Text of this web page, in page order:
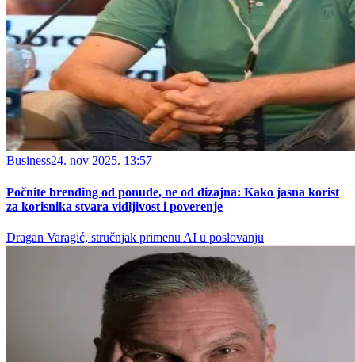
Business24. nov 2025. 13:57
Počnite brending od ponude, ne od dizajna: Kako jasna korist
za korisnika stvara vidljivost i poverenje
Dragan Varagić, stručnjak primenu AI u poslovanju